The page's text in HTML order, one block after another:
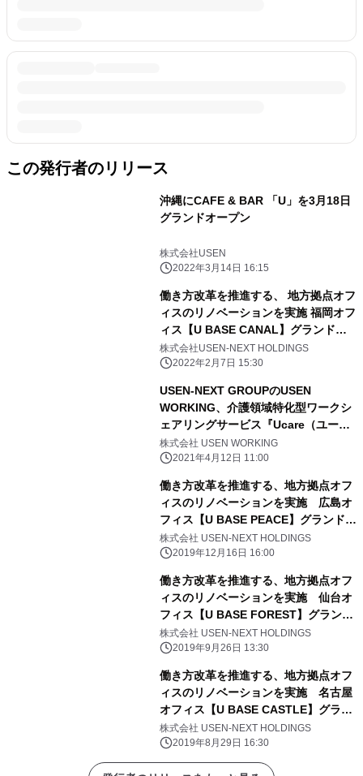
この発行者のリリース
沖縄にCAFE & BAR 「U」を3月18日
グランドオープン
株式会社USEN
2022年3月14日 16:15
働き方改革を推進する、 地方拠点オフ
ィスのリノベーションを実施 福岡オフ
ィス【U BASE CANAL】グランドオ
ープン
株式会社USEN-NEXT HOLDINGS
2022年2月7日 15:30
USEN-NEXT GROUPのUSEN
WORKING、介護領域特化型ワークシ
ェアリングサービス『Ucare（ユーケ
ア）』を提供開始
株式会社 USEN WORKING
2021年4月12日 11:00
働き方改革を推進する、地方拠点オフ
ィスのリノベーションを実施 広島オ
フィス【U BASE PEACE】グランドオ
ープン
株式会社 USEN-NEXT HOLDINGS
2019年12月16日 16:00
働き方改革を推進する、地方拠点オフ
ィスのリノベーションを実施 仙台オ
フィス【U BASE FOREST】グランド
オープン
株式会社 USEN-NEXT HOLDINGS
2019年9月26日 13:30
働き方改革を推進する、地方拠点オフ
ィスのリノベーションを実施 名古屋
オフィス【U BASE CASTLE】グラン
ドオープン
株式会社 USEN-NEXT HOLDINGS
2019年8月29日 16:30